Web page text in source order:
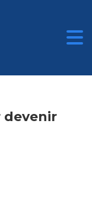
devenir